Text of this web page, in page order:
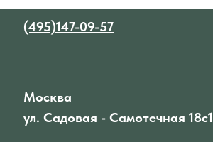
Москва
ул. Садовая - Самотечная 18с1
(495)147-09-57